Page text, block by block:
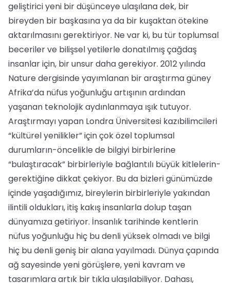
geliştirici yeni bir düşünceye ulaşılana dek, bir
bireyden bir başkasına ya da bir kuşaktan ötekine
aktarılmasını gerektiriyor. Ne var ki, bu tür toplumsal
beceriler ve bilişsel yetilerle donatılmış çağdaş
insanlar için, bir unsur daha gerekiyor. 2012 yılında
Nature dergisinde yayımlanan bir araştırma güney
Afrika’da nüfus yoğunluğu artışının ardından
yaşanan teknolojik aydınlanmaya ışık tutuyor.
Araştırmayı yapan Londra Üniversitesi kazıbilimcileri
“kültürel yenilikler” için çok özel toplumsal
durumların-öncelikle de bilgiyi birbirlerine
“bulaştıracak” birbirleriyle bağlantılı büyük kitlelerin-
gerektiğine dikkat çekiyor. Bu da bizleri günümüzde
içinde yaşadığımız, bireylerin birbirleriyle yakından
ilintili oldukları, itiş kakış insanlarla dolup taşan
dünyamıza getiriyor. İnsanlık tarihinde kentlerin
nüfus yoğunluğu hiç bu denli yüksek olmadı ve bilgi
hiç bu denli geniş bir alana yayılmadı. Dünya çapında
ağ sayesinde yeni görüşlere, yeni kavram ve
tasarımlara artık bir tıkla ulaşılabiliyor. Dahası,